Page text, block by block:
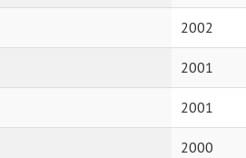
2002
2001
2001
2000